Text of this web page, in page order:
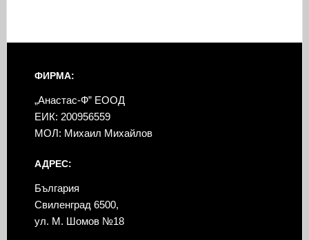
ФИРМА:
„Анастас-Ф” ЕООД
ЕИК: 200956559
МОЛ: Михаил Михайлов
АДРЕС:
България
Свиленград 6500,
ул. М. Шомов №18